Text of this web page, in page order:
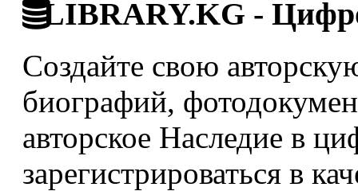
LIBRARY.KG -
Создайте свою
биографий,
авторское Наследие в
зарегистрироваться в